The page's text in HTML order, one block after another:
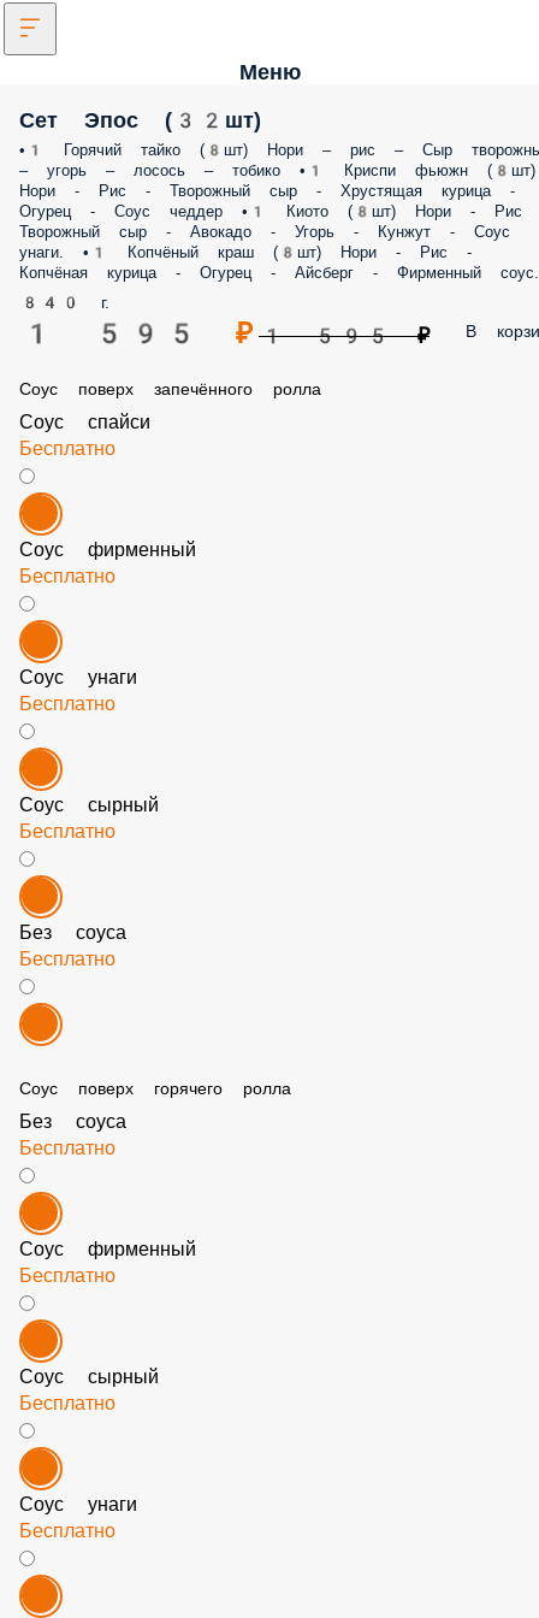
Меню
Сет Эпос (32шт)
•1 Горячий тайко (8шт) Нори – рис – Сыр творожный – угорь –
тобико •1 Криспи фьюжн (8шт) Нори - Рис - Творожный сыр -
Хрустящая курица - Огурец - Соус чеддер •1 Киото (8шт) Нори - Рис -
Творожный сыр - Авокадо - Угорь - Кунжут - Соус унаги. •1 Копчёный
краш (8шт) Нори - Рис - Копчёная курица - Огурец - Айсберг -
Фирменный соус.
840 г.
1 595 ₽
Соус спайси
Бесплатно
Соус фирменный
Бесплатно
Соус унаги
Бесплатно
Без соуса
Бесплатно
Соус поверх горячего ролла
Без соуса
Бесплатно
Соус фирменный
Бесплатно
Соус сырный
Бесплатно